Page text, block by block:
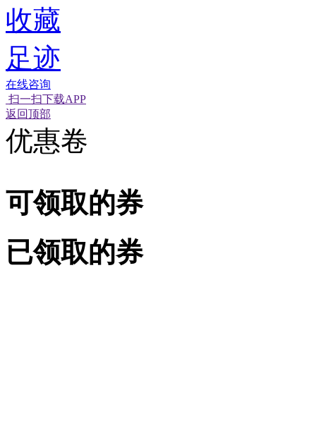
收藏
足迹
在线咨询
扫一扫下载APP
返回顶部
优惠卷
可领取的券
已领取的券